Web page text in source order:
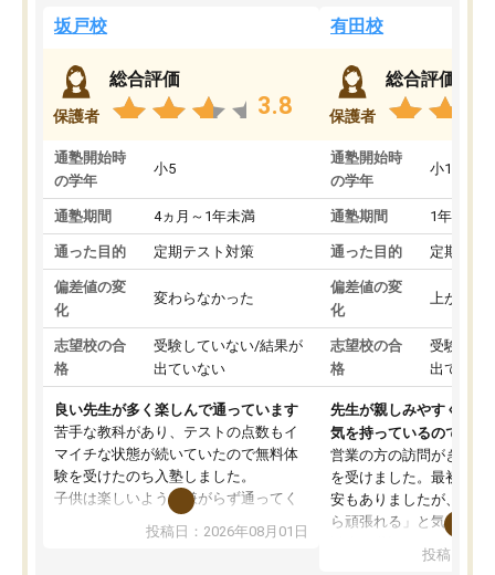
坂戸校
保護者
総合評価
3.8
通塾開始時
の学年
小5
通塾期間 4ヵ月～1年未満
通った目的 定期テスト対策
偏差値の変
化
変わらなかった
志望校の合
格
受験していない/結果が
出ていない
良い先生が多く楽しんで通っています
苦手な教科があり、テストの点数もイ
マイチな状態が続いていたので無料体
験を受けたのち入塾しました。
子供は楽しいようで嫌がらず通ってく
先生は良い方が多く、いつも笑顔で対
投稿日：2026年08月01日
有田校
保護者
総合評価
通塾開始時
の学年
小1
通塾期間 1年以上
通った目的 定期テス
偏差値の変
化
上がった
志望校の合
格
受験して
出ていな
先生が親しみやすく勉強
気を持っているので安心
営業の方の訪問がきっか
を受けました。最初は続
安もありましたが、子ど
ら頑張れる」と気に入り
ても分かりやすく、学
投稿日：